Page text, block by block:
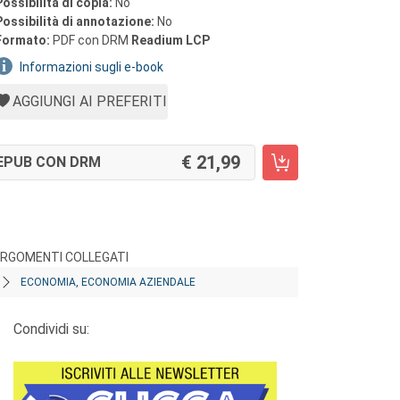
di annotazione: No
PDF con DRM Readium LCP
Informazioni sugli e-book
AGGIUNGI AI PREFERITI
CON DRM 21,99
COLLEGATI
ECONOMIA, ECONOMIA AZIENDALE
Condividi su: